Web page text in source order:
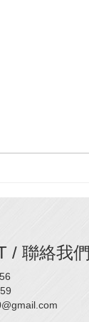
/ 聯絡我們